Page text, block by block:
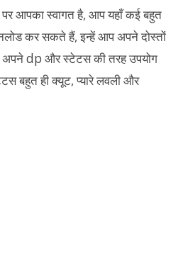
पर आपका स्वागत है, आप यहाँ कई बहुत
कर सकते हैं, इन्हें आप अपने दोस्तों
dp और स्टेटस की तरह उपयोग
बहुत ही क्यूट, प्यारे लवली और